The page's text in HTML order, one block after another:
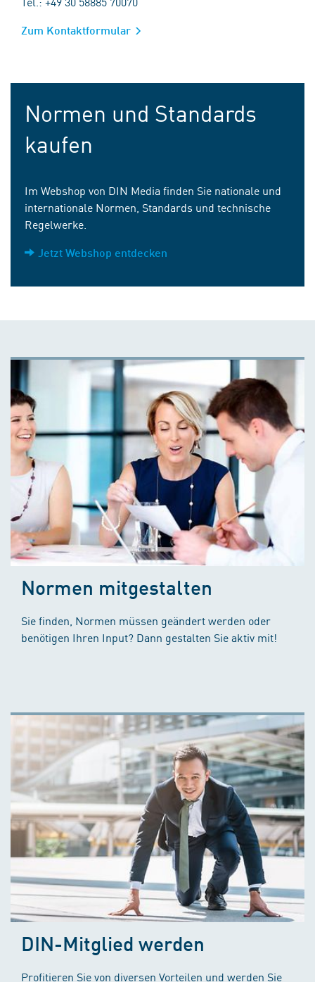
Zum Kontaktformular
Normen und Standards
kaufen
Im Webshop von DIN Media finden Sie nationale und
internationale Normen, Standards und technische
Regelwerke.
Jetzt Webshop entdecken
Normen mitgestalten
Sie finden, Normen müssen geändert werden oder
benötigen Ihren Input? Dann gestalten Sie aktiv mit!
DIN-Mitglied werden
Profitieren Sie von diversen Vorteilen und werden Sie